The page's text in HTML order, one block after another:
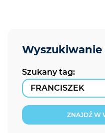
Szukany tag:
ZNAJDŹ W